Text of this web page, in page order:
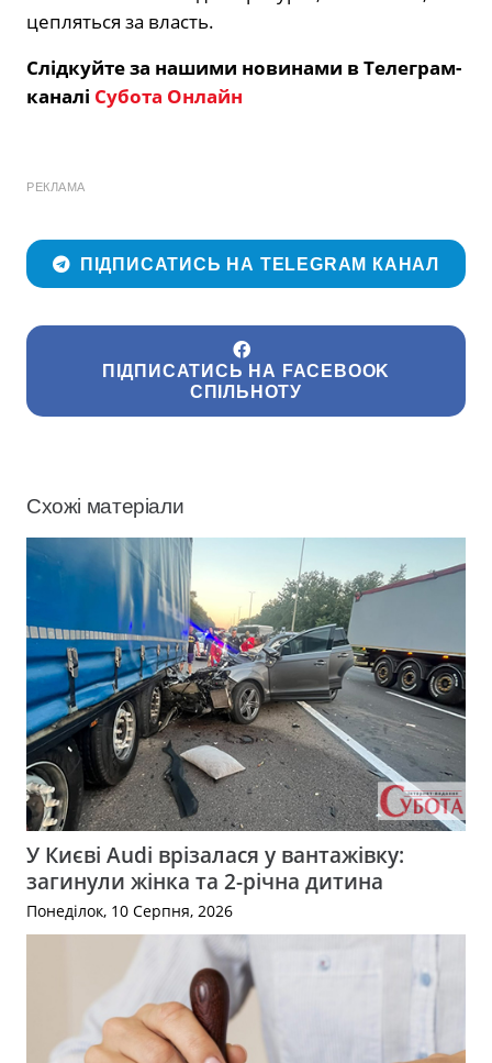
цепляться за власть.
Слідкуйте за нашими новинами в Телеграм-
каналі Субота Онлайн
РЕКЛАМА
ПІДПИСАТИСЬ НА TELEGRAM КАНАЛ
ПІДПИСАТИСЬ НА FACEBOOK
СПІЛЬНОТУ
Схожі матеріали
У Києві Audi врізалася у вантажівку:
загинули жінка та 2-річна дитина
Понеділок, 10 Серпня, 2026